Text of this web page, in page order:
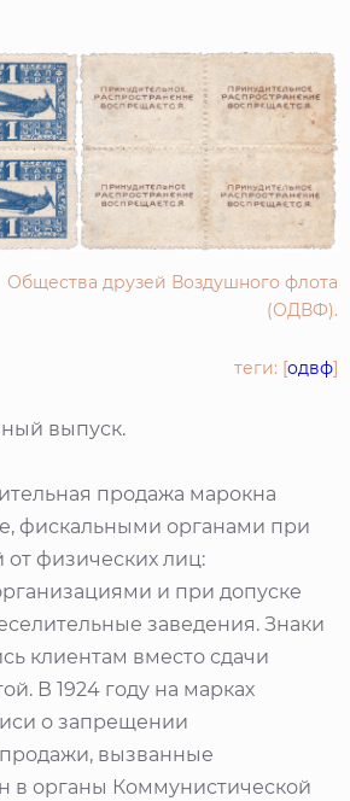
Общества друзей Воздушного флота
(ОДВФ).
теги: [одвф]
выпуск.
продажа марокна
фискальными органами при
физических лиц:
и при допуске
заведения. Знаки
клиентам вместо сдачи
В 1924 году на марках
о запрещении
вызванные
в органы Коммунистической